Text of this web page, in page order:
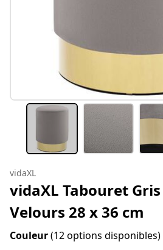
vidaXL
vidaXL Tabouret
Velours 28 x 36 cm
Couleur(12 options disponibles)